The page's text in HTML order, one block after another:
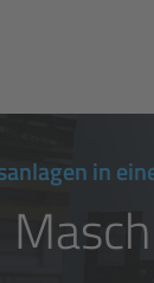
in